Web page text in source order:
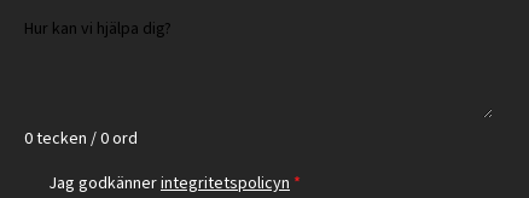
0 tecken / 0 ord
Jag godkännerintegritetspolicyn *